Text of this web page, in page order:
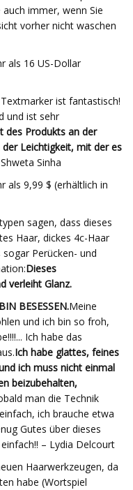
immer, wenn Sie
vorher nicht waschen
als 16 US-Dollar
ist fantastisch!
und ist sehr
des Produkts an der
Leichtigkeit, mit der es
Sinha
als 9,99 $ (erhältlich in
sagen, dass dieses
Haar, dickes 4c-Haar
Perücken- und
Dieses
verleiht Glanz.
BESESSEN.Meine
und ich bin so froh,
Ich habe das
Ich habe glattes, feines
ich muss nicht einmal
beizubehalten,
man die Technik
ich brauche etwa
Gutes über dieses
– Lydia Delcourt
Haarwerkzeugen, da
habe (Wortspiel